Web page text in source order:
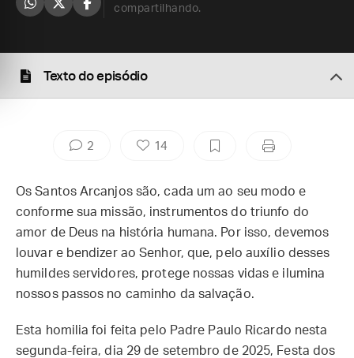
compartilhando.
Texto do episódio
2 14
Os Santos Arcanjos são, cada um ao seu modo e
conforme sua missão, instrumentos do triunfo do
amor de Deus na história humana. Por isso, devemos
louvar e bendizer ao Senhor, que, pelo auxílio desses
humildes servidores, protege nossas vidas e ilumina
nossos passos no caminho da salvação.
Esta homilia foi feita pelo Padre Paulo Ricardo nesta
segunda-feira, dia 29 de setembro de 2025, Festa dos